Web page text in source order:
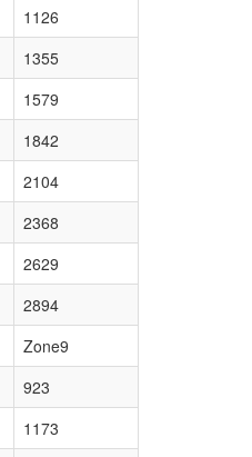
1126
1355
1579
1842
2104
2368
2629
2894
Zone9
923
1173